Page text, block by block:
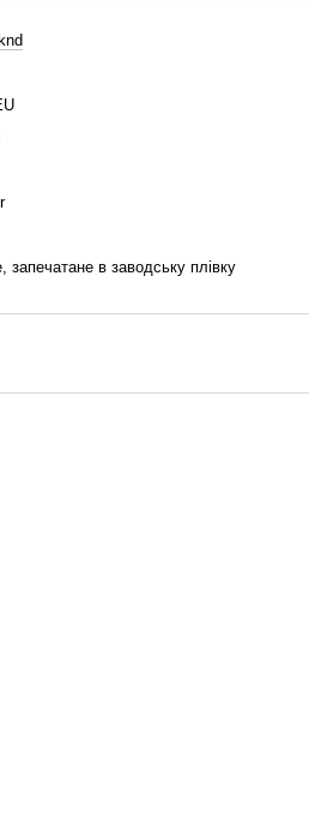
запечатане в заводську плівку